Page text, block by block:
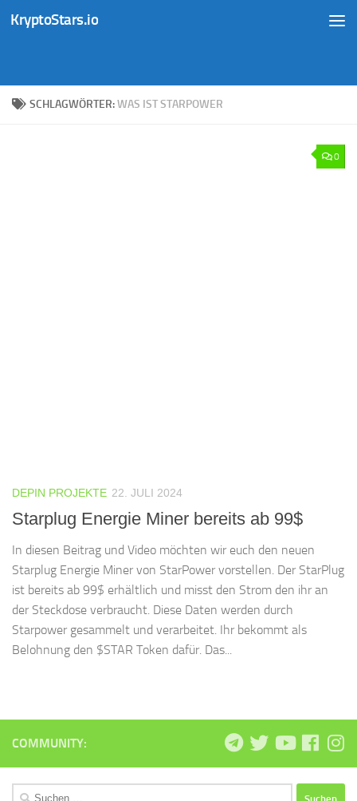
Zum Inhalt springen
KryptoStars.io
SCHLAGWÖRTER:WAS IST STARPOWER
0
DEPIN PROJEKTE 22. JULI 2024
Starplug Energie Miner bereits ab 99$
In diesen Beitrag und Video möchten wir euch den neuen
Starplug Energie Miner von StarPower vorstellen. Der StarPlug
ist bereits ab 99$ erhältlich und misst den Strom den ihr an
der Steckdose verbraucht. Diese Daten werden durch
Starpower gesammelt und verarbeitet. Ihr bekommt als
Belohnung den $STAR Token dafür. Das...
COMMUNITY:
Suchen